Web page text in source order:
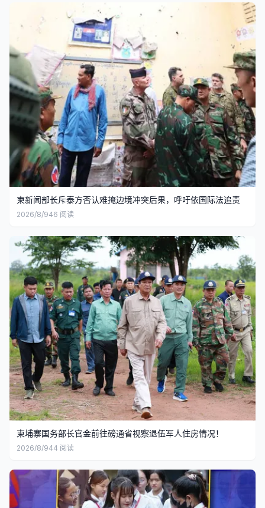
柬新闻部长斥泰方否认难掩边境冲突后果，呼吁依国际法追责
2026/8/946 阅读
柬埔寨国务部长官金前往磅通省视察退伍军人住房情况！
2026/8/944 阅读